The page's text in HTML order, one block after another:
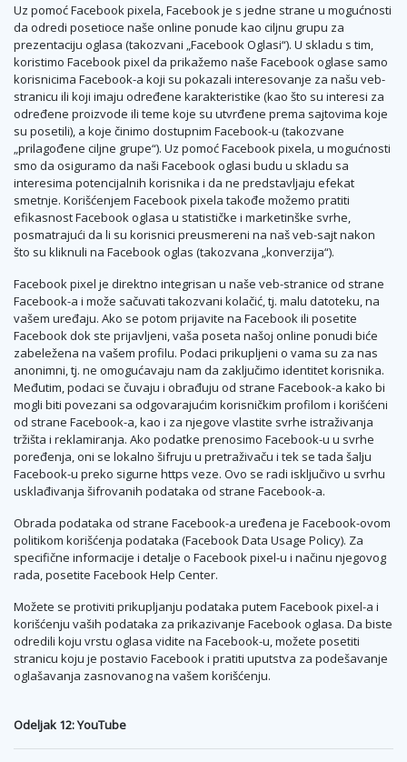
Uz pomoć Facebook pixela, Facebook je s jedne strane u mogućnosti
da odredi posetioce naše online ponude kao ciljnu grupu za
prezentaciju oglasa (takozvani „Facebook Oglasi“). U skladu s tim,
koristimo Facebook pixel da prikažemo naše Facebook oglase samo
korisnicima Facebook-a koji su pokazali interesovanje za našu veb-
stranicu ili koji imaju određene karakteristike (kao što su interesi za
određene proizvode ili teme koje su utvrđene prema sajtovima koje
su posetili), a koje činimo dostupnim Facebook-u (takozvane
„prilagođene ciljne grupe“). Uz pomoć Facebook pixela, u mogućnosti
smo da osiguramo da naši Facebook oglasi budu u skladu sa
interesima potencijalnih korisnika i da ne predstavljaju efekat
smetnje. Korišćenjem Facebook pixela takođe možemo pratiti
efikasnost Facebook oglasa u statističke i marketinške svrhe,
posmatrajući da li su korisnici preusmereni na naš veb-sajt nakon
što su kliknuli na Facebook oglas (takozvana „konverzija“).
Facebook pixel je direktno integrisan u naše veb-stranice od strane
Facebook-a i može sačuvati takozvani kolačić, tj. malu datoteku, na
vašem uređaju. Ako se potom prijavite na Facebook ili posetite
Facebook dok ste prijavljeni, vaša poseta našoj online ponudi biće
zabeležena na vašem profilu. Podaci prikupljeni o vama su za nas
anonimni, tj. ne omogućavaju nam da zaključimo identitet korisnika.
Međutim, podaci se čuvaju i obrađuju od strane Facebook-a kako bi
mogli biti povezani sa odgovarajućim korisničkim profilom i korišćeni
od strane Facebook-a, kao i za njegove vlastite svrhe istraživanja
tržišta i reklamiranja. Ako podatke prenosimo Facebook-u u svrhe
poređenja, oni se lokalno šifruju u pretraživaču i tek se tada šalju
Facebook-u preko sigurne https veze. Ovo se radi isključivo u svrhu
usklađivanja šifrovanih podataka od strane Facebook-a.
Obrada podataka od strane Facebook-a uređena je Facebook-ovom
politikom korišćenja podataka (Facebook Data Usage Policy). Za
specifične informacije i detalje o Facebook pixel-u i načinu njegovog
rada, posetite Facebook Help Center.
Možete se protiviti prikupljanju podataka putem Facebook pixel-a i
korišćenju vaših podataka za prikazivanje Facebook oglasa. Da biste
odredili koju vrstu oglasa vidite na Facebook-u, možete posetiti
stranicu koju je postavio Facebook i pratiti uputstva za podešavanje
oglašavanja zasnovanog na vašem korišćenju.
Odeljak 12: YouTube